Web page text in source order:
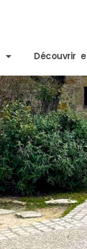
Découvrir